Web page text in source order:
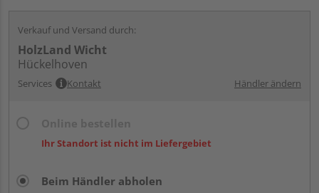
Verkauf und Versand durch:
HolzLand Wicht
Hückelhoven
Services Kontakt Händler ändern
Ihr Standort ist nicht im Liefergebiet
Beim Händler abholen